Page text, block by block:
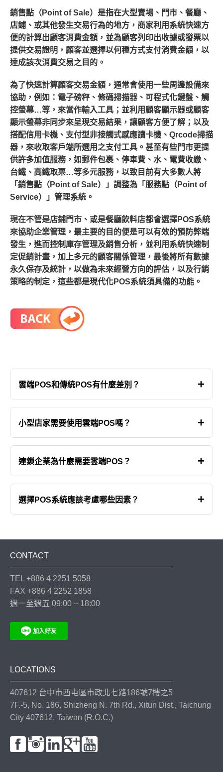
銷售點（Point of Sale）是指在大型賣場、門市、餐廳、
店鋪、或其他發生交易行為的地方，商家利用系統快速方
便的計算出顧客消費金額，並為顧客列印出收據或發票以
提供交易證明，顧客並選擇以何種方式支付消費金額，以
達成該次消費交易之目的。
為了快速計算顧客交易金額，通常會使用一些周邊設備來
協助，例如：電子磅秤、條碼掃描器、可程式化鍵盤、觸
控螢幕…等，來當作輸入工具；並利用顧客顯示器或顧客
顯示螢幕非同步來呈現交易結果，讓顧客方便了解；以及
搭配信用卡機、支付型非接觸式感應讀卡機、Qrcode掃描
器，來收取客戶端所選用之支付工具。甚至有些門市更提
供許多加值服務，如郵件包裹、停車費、水、電費收繳、
台鐵、高鐵取票…等多元服務，以致目前有大多數人將
「銷售點（Point of Sale）」調整為「服務點（Point of
Service）」管理系統。
現在不管是店鋪門市、或是餐廳飲料店都會選擇POS系統
來協助企業管理，最主要的目的便是可以有效的預防弊端
發生，進而控制庫存管理及銷售分析，並利用系統快速制
定促銷計畫，加上多元的顧客關係管理，最後將所有數據
永久保存及統計，以做為未來經營方向的評估，以及行銷
策略的制定，這些都是現代化POS系統須具備的功能。
雲端POS和傳統POS有什麼差別？ +
與跨平台查看門市資訊；傳統POS通常以單機或區
域網路管理為主。
小型店家需要使用雲端POS嗎？ +
庫存管理及營運效率。
連鎖企業為什麼需要雲端POS？ +
多平台串接，掌握各店銷售與營運狀況。
選擇POS系統應該考慮哪些因素？ +
CONTACT
TEL +886 4 2251 5058
FAX +886 4 2252 1858
週一至週五 09:00 ~ 18:00
LOCATIONS
407612 台中市西屯區市政北七路186號7樓之5
7F.-5, No. 186, Shizheng N. 7th Rd., Xitun Dist., Taichung
City 407612, Taiwan (R.O.C.)